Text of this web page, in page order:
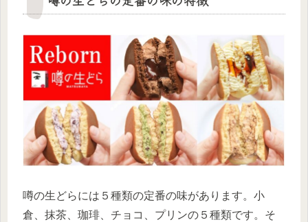
噂の生どらには５種類の定番の味があります。小
倉、抹茶、珈琲、チョコ、プリンの５種類です。そ